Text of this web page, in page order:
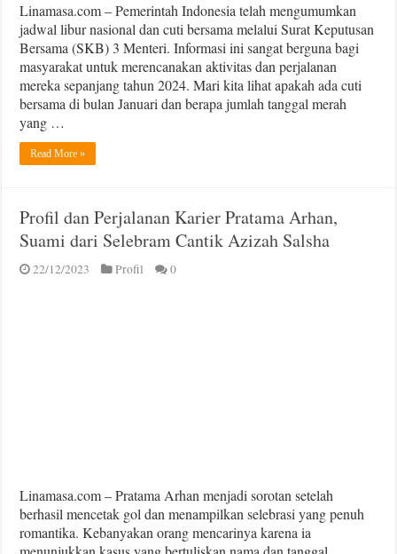
Linamasa.com – Pemerintah Indonesia telah mengumumkan
jadwal libur nasional dan cuti bersama melalui Surat Keputusan
Bersama (SKB) 3 Menteri. Informasi ini sangat berguna bagi
masyarakat untuk merencanakan aktivitas dan perjalanan
mereka sepanjang tahun 2024. Mari kita lihat apakah ada cuti
bersama di bulan Januari dan berapa jumlah tanggal merah
yang …
Read More »
Profil dan Perjalanan Karier Pratama Arhan,
Suami dari Selebram Cantik Azizah Salsha
22/12/2023 Profil 0
Linamasa.com – Pratama Arhan menjadi sorotan setelah
berhasil mencetak gol dan menampilkan selebrasi yang penuh
romantika. Kebanyakan orang mencarinya karena ia